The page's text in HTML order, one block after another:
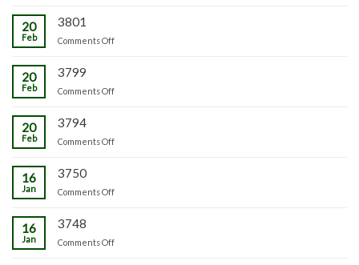
چڑکپورہ
مکئی
20
Feb
3801
Comments Offon
20
Feb
3799
Comments Offon
20
Feb
3794
Comments Offon
16
Jan
3750
Comments Offon
16
Jan
3748
Comments Offon